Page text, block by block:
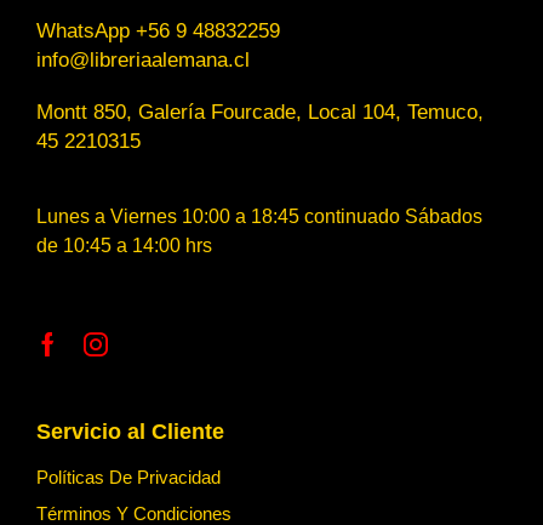
WhatsApp +56 9 48832259
info@libreriaalemana.cl
Montt 850, Galería Fourcade, Local 104, Temuco,
45 2210315
Lunes a Viernes 10:00 a 18:45 continuado Sábados
de 10:45 a 14:00 hrs
Servicio al Cliente
Políticas De Privacidad
Términos Y Condiciones